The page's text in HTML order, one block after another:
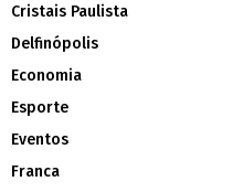
Cristais Paulista
Delfinópolis
Economia
Esporte
Eventos
Franca